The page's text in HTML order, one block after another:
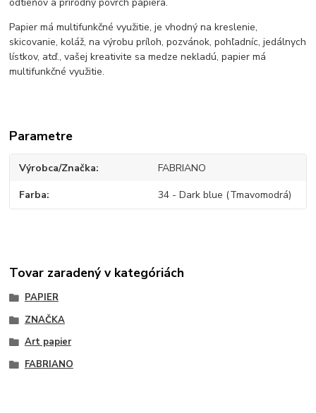
Papier má multifunkčné využitie, je vhodný na kreslenie,
skicovanie, koláž, na výrobu príloh, pozvánok, pohľadníc, jedálnych
lístkov, atď., vašej kreativite sa medze nekladú, papier má
multifunkčné využitie.
Parametre
Výrobca/Značka FABRIANO
Farba 34 - Dark blue (Tmavomodrá)
Tovar zaradený v kategóriách
PAPIER
ZNAČKA
Art papier
FABRIANO